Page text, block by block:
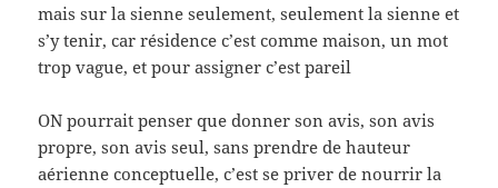
mais sur la sienne seulement, seulement la sienne et
s’y tenir, car résidence c’est comme maison, un mot
trop vague, et pour assigner c’est pareil
ON pourrait penser que donner son avis, son avis
propre, son avis seul, sans prendre de hauteur
aérienne conceptuelle, c’est se priver de nourrir la